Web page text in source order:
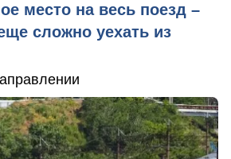
место на весь поезд –
сложно уехать из